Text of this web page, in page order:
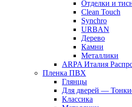
Отделки и
Clean Touch
Synchro
URBAN
Дерево
Камни
Металлики
ARPA Италия
Пленка ПВХ
Глянцы
Для дверей —
Классика